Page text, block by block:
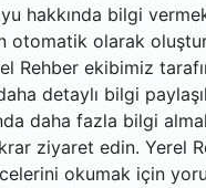
hakkında bilgi
otomatik olarak
Rehber ekibimiz
detaylı bilgi
daha fazla bilgi
ziyaret edin. Yerel
okumak için